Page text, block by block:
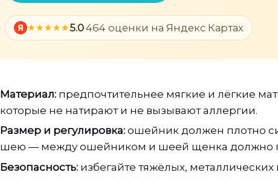
Я 5.0·464 оценки на Яндекс Картах
Материал: предпочтительнее мягкие и лёгкие
которые не натирают и не вызывают аллергии.
Размер и регулировка: ошейник должен плотно
шею — между ошейником и шеей щенка должно
Безопасность: избегайте тяжёлых,